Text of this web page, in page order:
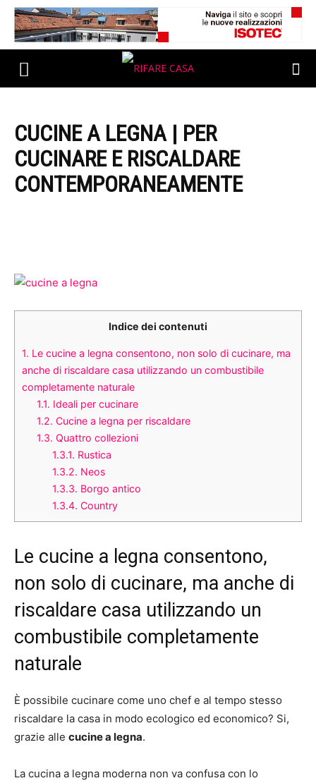
CUCINE A LEGNA | PER
CUCINARE E RISCALDARE
CONTEMPORANEAMENTE
Indice dei contenuti
1. Le cucine a legna consentono, non solo di cucinare, ma
anche di riscaldare casa utilizzando un combustibile
completamente naturale
1.1. Ideali per cucinare
1.2. Cucine a legna per riscaldare
1.3. Quattro collezioni
1.3.1. Rustica
1.3.2. Neos
1.3.3. Borgo antico
1.3.4. Country
Le cucine a legna consentono,
non solo di cucinare, ma anche di
riscaldare casa utilizzando un
combustibile completamente
naturale
È possibile cucinare come uno chef e al tempo stesso
riscaldare la casa in modo ecologico ed economico? Si,
grazie alle cucine a legna.
La cucina a legna moderna non va confusa con lo